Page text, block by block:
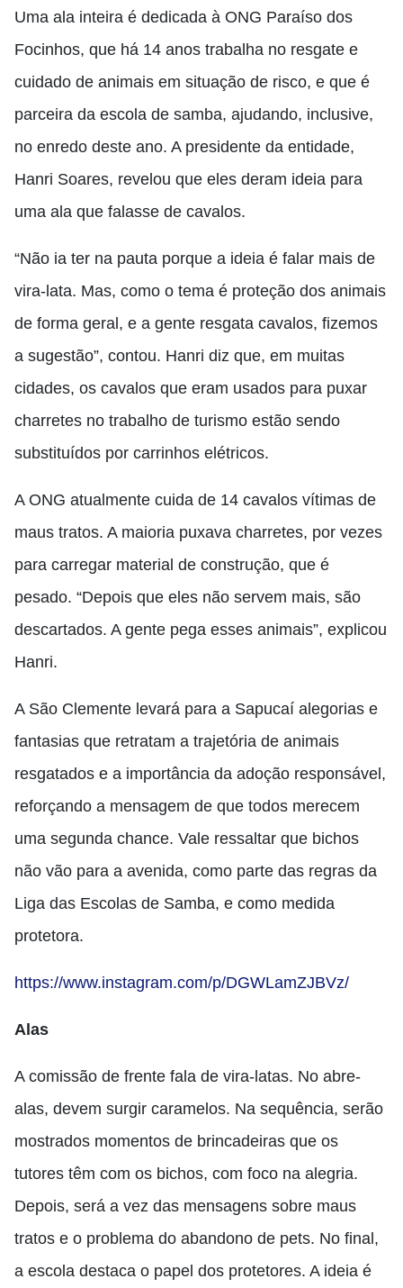
Uma ala inteira é dedicada à ONG Paraíso dos
Focinhos, que há 14 anos trabalha no resgate e
cuidado de animais em situação de risco, e que é
parceira da escola de samba, ajudando, inclusive,
no enredo deste ano. A presidente da entidade,
Hanri Soares, revelou que eles deram ideia para
uma ala que falasse de cavalos.
“Não ia ter na pauta porque a ideia é falar mais de
vira-lata. Mas, como o tema é proteção dos animais
de forma geral, e a gente resgata cavalos, fizemos
a sugestão”, contou. Hanri diz que, em muitas
cidades, os cavalos que eram usados para puxar
charretes no trabalho de turismo estão sendo
substituídos por carrinhos elétricos.
A ONG atualmente cuida de 14 cavalos vítimas de
maus tratos. A maioria puxava charretes, por vezes
para carregar material de construção, que é
pesado. “Depois que eles não servem mais, são
descartados. A gente pega esses animais”, explicou
Hanri.
A São Clemente levará para a Sapucaí alegorias e
fantasias que retratam a trajetória de animais
resgatados e a importância da adoção responsável,
reforçando a mensagem de que todos merecem
uma segunda chance. Vale ressaltar que bichos
não vão para a avenida, como parte das regras da
Liga das Escolas de Samba, e como medida
protetora.
https://www.instagram.com/p/DGWLamZJBVz/
Alas
A comissão de frente fala de vira-latas. No abre-
alas, devem surgir caramelos. Na sequência, serão
mostrados momentos de brincadeiras que os
tutores têm com os bichos, com foco na alegria.
Depois, será a vez das mensagens sobre maus
tratos e o problema do abandono de pets. No final,
a escola destaca o papel dos protetores. A ideia é